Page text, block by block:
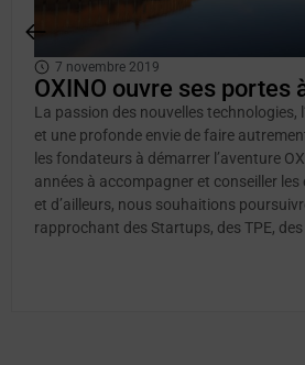
7 novembre 2019
OXINO ouvre ses portes
La passion des nouvelles technologies,
et une profonde envie de faire
les fondateurs à démarrer l’aventure
années à accompagner et conseiller les
et d’ailleurs, nous souhaitions
rapprochant des Startups, des TPE, des